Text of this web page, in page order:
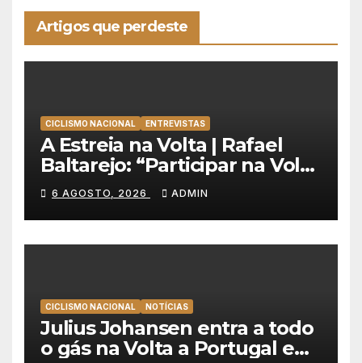
Artigos que perdeste
CICLISMO NACIONAL ENTREVISTAS
A Estreia na Volta | Rafael
Baltarejo: “Participar na Volta
a Portugal é o sonho de
qualquer ciclista”
6 AGOSTO, 2026 ADMIN
CICLISMO NACIONAL NOTÍCIAS
Julius Johansen entra a todo
o gás na Volta a Portugal e